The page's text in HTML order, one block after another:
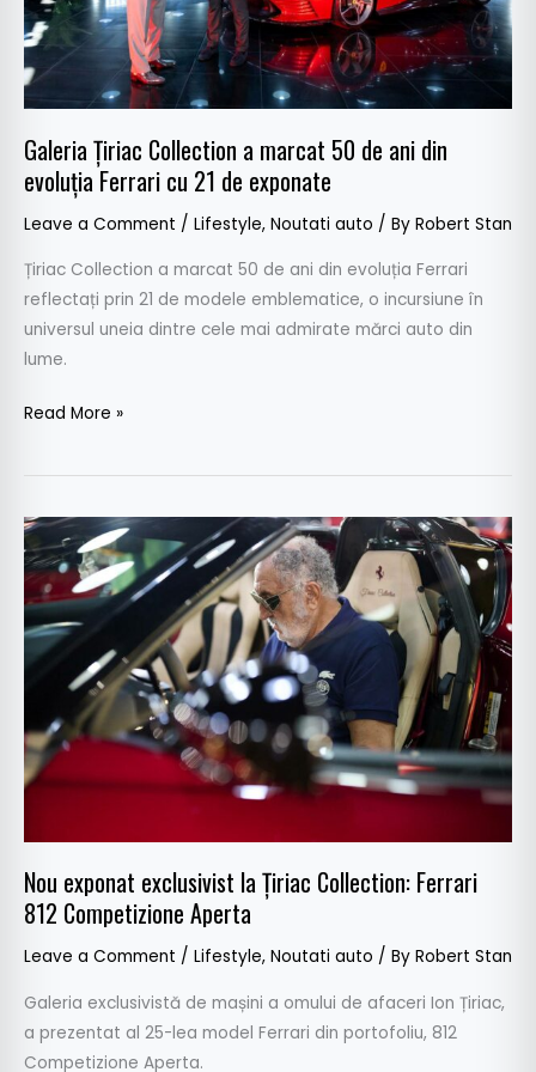
Galeria Țiriac Collection a marcat 50 de ani din
evoluția Ferrari cu 21 de exponate
Leave a Comment / Lifestyle, Noutati auto / By Robert Stan
Țiriac Collection a marcat 50 de ani din evoluția Ferrari
reflectați prin 21 de modele emblematice, o incursiune în
universul uneia dintre cele mai admirate mărci auto din
lume.
ani
din
evoluția
Ferrari
21
de
exponate
Read More »
Nou exponat exclusivist la Țiriac Collection: Ferrari
812 Competizione Aperta
Leave a Comment / Lifestyle, Noutati auto / By Robert Stan
Galeria exclusivistă de mașini a omului de afaceri Ion Țiriac,
a prezentat al 25-lea model Ferrari din portofoliu, 812
Competizione Aperta.
Nou
exponat
exclusivist
la
Țiriac
Collection:
812
Competizione
Aperta